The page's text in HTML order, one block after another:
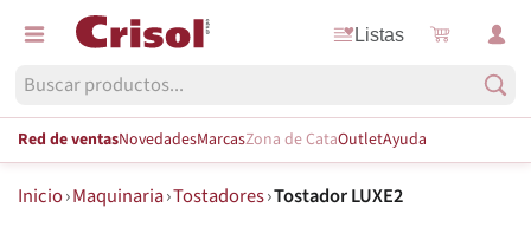
Listas
Red de ventasNovedadesMarcasZona de CataOutletAyuda
Inicio›Maquinaria›Tostadores›Tostador LUXE2